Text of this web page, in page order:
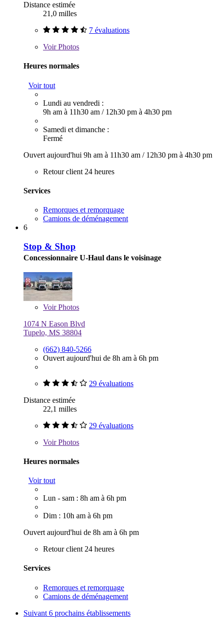
Distance estimée
21,0 milles
7 évaluations
VoirPhotos
Heures normales
Voir tout
Lundi au vendredi :
9h am à 11h30 am / 12h30 pm à 4h30 pm
Samedi et dimanche :
Fermé
Ouvert aujourd'hui 9h am à 11h30 am / 12h30 pm à 4h30 pm
Retour client 24 heures
Services
Remorques et remorquage
Camions de déménagement
6
Stop & Shop
Concessionnaire U-Haul dans le voisinage
VoirPhotos
1074 N Eason Blvd
Tupelo, MS 38804
(662) 840-5266
Ouvert aujourd'hui de 8h am à 6h pm
29 évaluations
Distance estimée
22,1 milles
29 évaluations
VoirPhotos
Heures normales
Voir tout
Lun - sam : 8h am à 6h pm
Dim : 10h am à 6h pm
Ouvert aujourd'hui de 8h am à 6h pm
Retour client 24 heures
Services
Remorques et remorquage
Camions de déménagement
Suivant 6 prochains établissements